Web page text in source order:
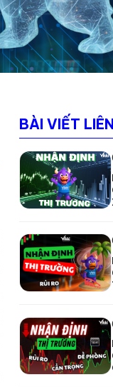
BÀI VIẾT